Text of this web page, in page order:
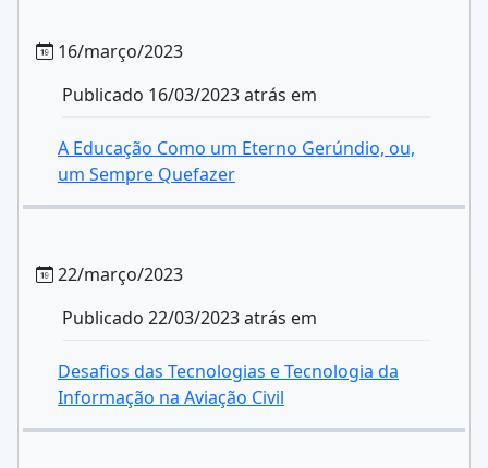
16/março/2023
Publicado 16/03/2023 atrás em
A Educação Como um Eterno Gerúndio, ou,
um Sempre Quefazer
22/março/2023
Publicado 22/03/2023 atrás em
Desafios das Tecnologias e Tecnologia da
Informação na Aviação Civil